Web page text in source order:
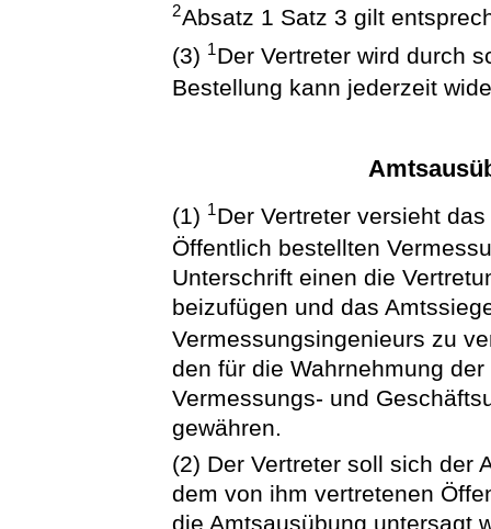
2Absatz 1 Satz 3 gilt
(3) 1Der Vertreter wird durch
Bestellung kann jederzeit
(1) 1Der Vertreter versieht
Öffentlich bestellten
Unterschrift einen die
beizufügen und das
Vermessungsingenieurs zu
den für die Wahrnehmung
Vermessungs- und
gewähren.
(2) Der Vertreter soll sich der
dem von ihm vertretenen
die Amtsausübung untersagt